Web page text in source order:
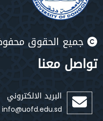
الحقوق محفوظة
معنا
البريد الالكتروني
info@uofd.edu.sd